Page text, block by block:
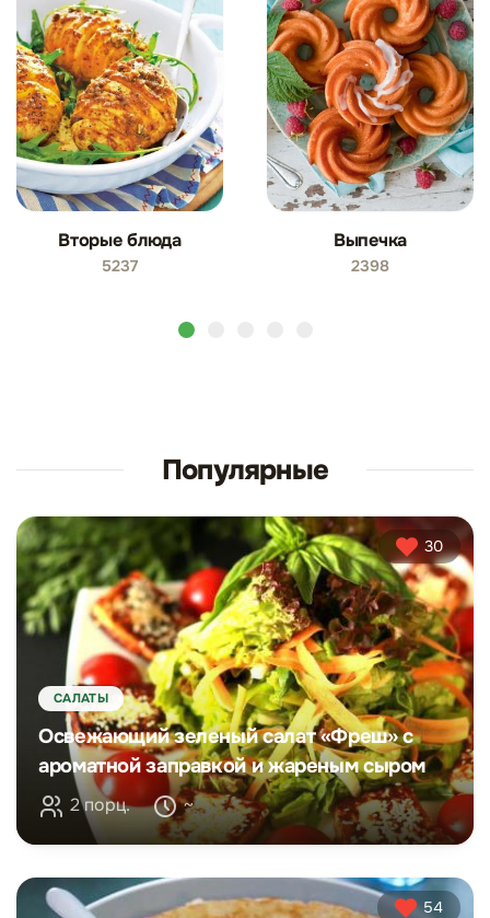
Вторые блюда
5237
Выпечка
2398
Популярные
30
САЛАТЫ
Освежающий зеленый салат «Фреш» с
ароматной заправкой и жареным сыром
2 порц. ~
54